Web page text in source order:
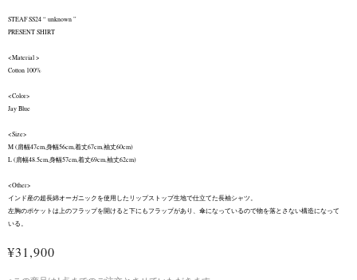
STEAF SS24 “ unknown ”
PRESENT SHIRT
<Material >
Cotton 100%
<Color>
Jay Blue
<Size>
M (肩幅47cm,身幅56cm,着丈67cm,袖丈60cm)
L (肩幅48.5cm,身幅57cm,着丈69cm,袖丈62cm)
<Other>
インド産の超長綿オーガニックを使用したリップストップ生地で仕立てた長袖シャツ。
左胸のポケットは上のフラップを開けると下にもフラップがあり、傘になっているので物を落とさない構造になって
いる。
¥31,900